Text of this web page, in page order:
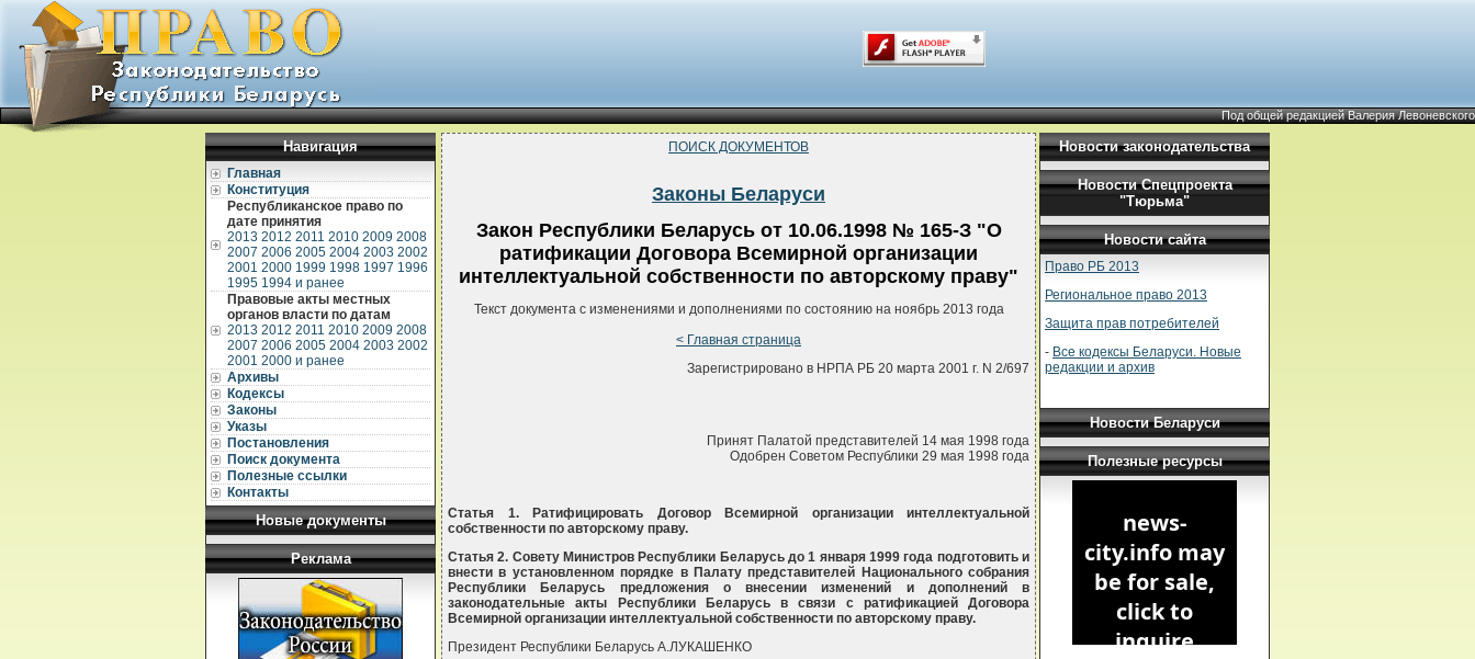
Под общей редакцией Валерия Левоневского
Навигация
Главная
Конституция
Республиканское право по
дате принятия
2013 2012 2011 2010 2009 2008
2007 2006 2005 2004 2003 2002
2001 2000 1999 1998 1997 1996
1995 1994 и ранее
Правовые акты местных
органов власти по датам
2013 2012 2011 2010 2009 2008
2007 2006 2005 2004 2003 2002
2001 2000 и ранее
Архивы
Кодексы
Законы
Указы
Постановления
Поиск документа
Полезные ссылки
Контакты
Новые документы
Реклама
ПОИСК ДОКУМЕНТОВ
Законы Беларуси
Закон Республики Беларусь от 10.06.1998 № 165-З "О
ратификации Договора Всемирной организации
интеллектуальной собственности по авторскому праву"
Текст документа с изменениями и дополнениями по состоянию на ноябрь 2013 года
< Главная страница
Зарегистрировано в НРПА РБ 20 марта 2001 г. N 2/697
Принят Палатой представителей 14 мая 1998 года
Одобрен Советом Республики 29 мая 1998 года
Статья 1. Ратифицировать Договор Всемирной организации интеллектуальной
собственности по авторскому праву.
Статья 2. Совету Министров Республики Беларусь до 1 января 1999 года подготовить и
внести в установленном порядке в Палату представителей Национального собрания
Республики Беларусь предложения о внесении изменений и дополнений в
законодательные акты Республики Беларусь в связи с ратификацией Договора
Всемирной организации интеллектуальной собственности по авторскому праву.
Президент Республики Беларусь А.ЛУКАШЕНКО
Новости законодательства
Новости Спецпроекта
"Тюрьма"
Новости сайта
Право РБ 2013
Региональное право 2013
Защита прав потребителей
- Все кодексы Беларуси. Новые
редакции и архив
Новости Беларуси
Полезные ресурсы